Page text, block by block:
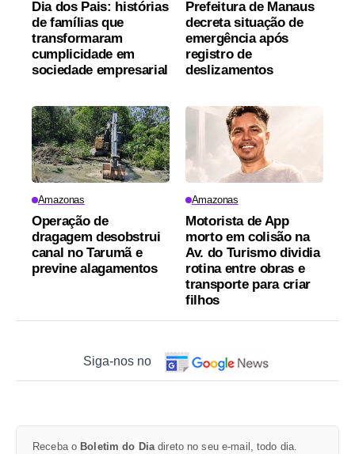
Dia dos Pais: histórias
de famílias que
transformaram
cumplicidade em
sociedade empresarial
Prefeitura de Manaus
decreta situação de
emergência após
registro de
deslizamentos
Amazonas
Operação de
dragagem desobstrui
canal no Tarumã e
previne alagamentos
Amazonas
Motorista de App
morto em colisão na
Av. do Turismo dividia
rotina entre obras e
transporte para criar
filhos
Siga-nos no
Receba o Boletim do Diadireto no seu e-mail, todo dia.